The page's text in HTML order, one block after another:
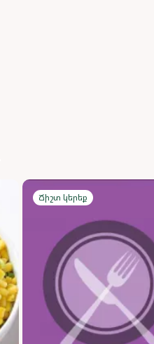
Ճիշտ կերեք